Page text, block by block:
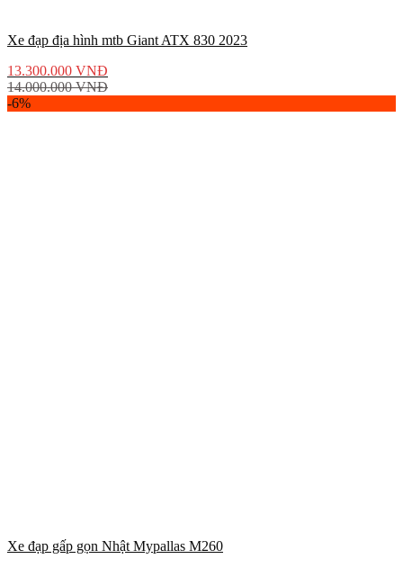
Xe đạp địa hình mtb Giant ATX 830 2023
13.300.000 VNĐ
14.000.000VNĐ
-6%
Xe đạp gấp gọn Nhật Mypallas M260